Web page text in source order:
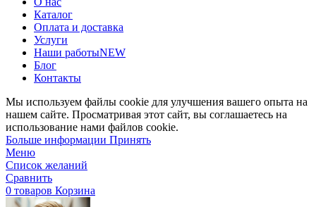
Каталог
Оплата и доставка
Услуги
Наши работыNEW
Блог
Контакты
Мы используем файлы cookie для улучшения вашего опыта на
нашем сайте. Просматривая этот сайт, вы соглашаетесь на
использование нами файлов cookie.
Больше информации Больше
Принять
Меню
Список желаний
Сравнить
0 товаров Корзина